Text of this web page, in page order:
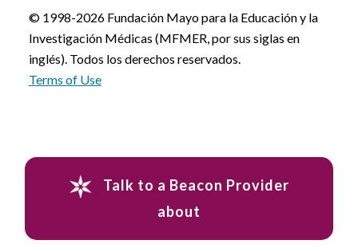
© 1998-2026 Fundación Mayo para la Educación y la
Investigación Médicas (MFMER, por sus siglas en
inglés). Todos los derechos reservados.
Terms of Use
Talk to a Beacon Provider
about